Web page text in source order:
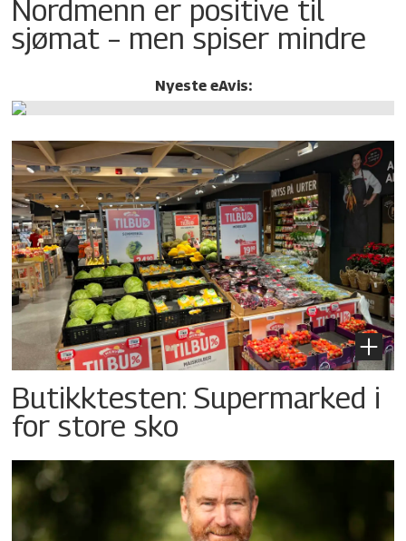
Nordmenn er positive til
sjømat – men spiser mindre
Nyeste eAvis:
Butikktesten: Supermarked i
for store sko